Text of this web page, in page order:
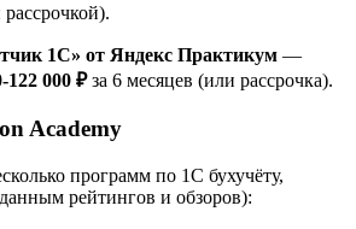
1C» от Яндекс Практикум —
122 000 ₽за 6 месяцев (или рассрочка).
Academy
программ по 1С бухучёту,
рейтингов и обзоров):